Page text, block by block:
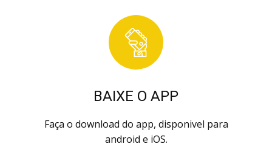
BAIXE O APP
Faça o download do app, disponivel para
android e iOS.